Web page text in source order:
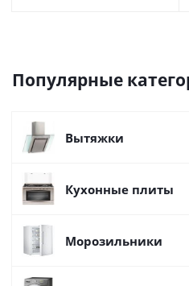
Популярные
Вытяжки
Кухонные плиты
Морозильники